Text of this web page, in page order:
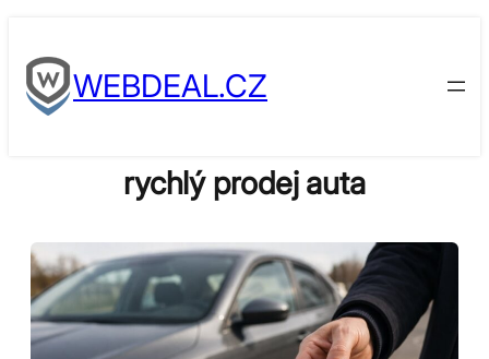
to
contentWEBDEAL.CZ
rychlý prodej auta